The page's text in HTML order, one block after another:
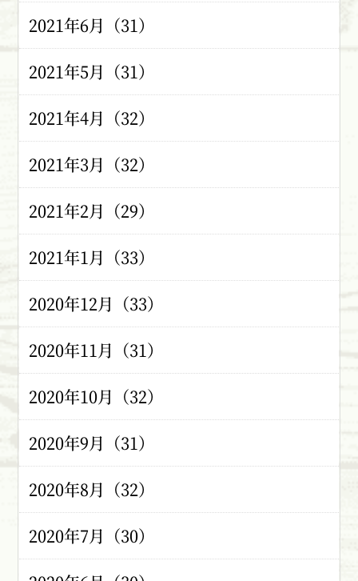
2021年6月（31）
2021年5月（31）
2021年4月（32）
2021年3月（32）
2021年2月（29）
2021年1月（33）
2020年12月（33）
2020年11月（31）
2020年10月（32）
2020年9月（31）
2020年8月（32）
2020年7月（30）